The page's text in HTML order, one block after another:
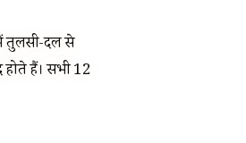
तुलसी-दल से
हैं। सभी 12